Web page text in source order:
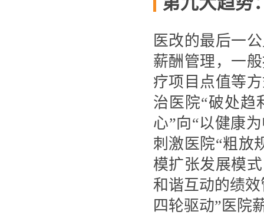
医改的最后一
薪酬管理，一
疗项目点值等
治医院“破处趋
心”向“以健康
刺激医院“粗放
模扩张发展模
和谐互动的绩
四轮驱动”医院